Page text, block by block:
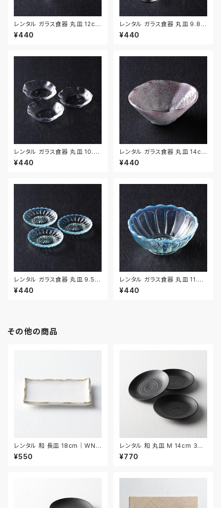
レンタル ガラス食器 丸皿 12cm
2枚セット｜GLM128
¥440
レンタル ガラス食器 丸皿 9.8c
m 2枚セット｜GLM129
¥440
レンタル ガラス食器 丸皿 10.1c
m 3枚セット｜GLM130
¥440
レンタル ガラス食器 丸皿 14cm
｜GLM119
¥440
レンタル ガラス食器 丸皿 9.5c
m 3枚セット｜GLM120
¥440
レンタル ガラス食器 丸皿 11.7c
m｜GLM121
¥440
その他の商品
レンタル 和 長皿 18cm｜WNA
024
¥550
レンタル 和 丸皿 M 14cm 3枚
セット｜WMM035
¥770